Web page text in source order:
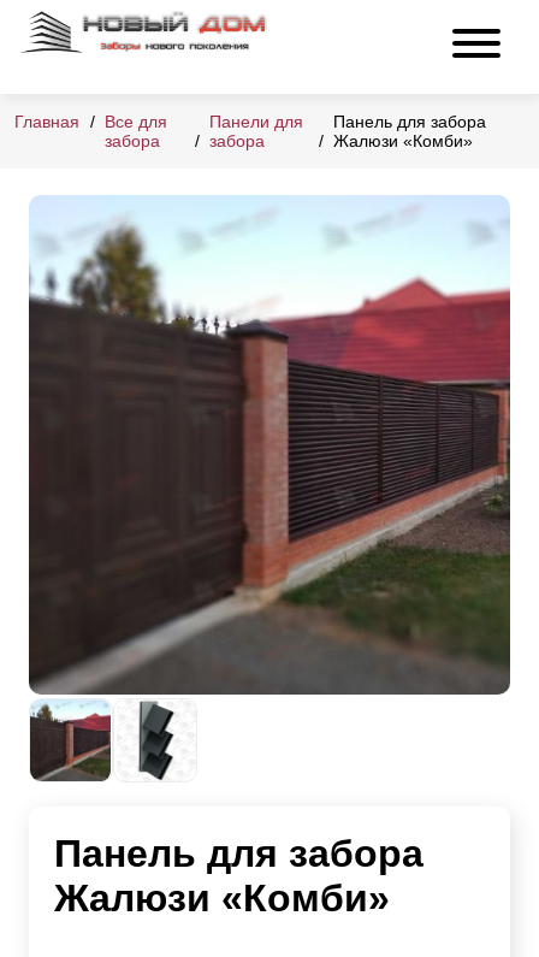
Главная
Все для
забора
Панели для
забора
Панель для забора
Жалюзи «Комби»
Панель для забора
Жалюзи «Комби»